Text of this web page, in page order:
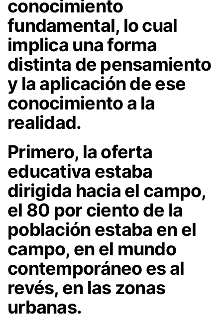
conocimiento
fundamental, lo cual
implica una forma
distinta de pensamiento
y la aplicación de ese
conocimiento a la
realidad.
Primero, la oferta
educativa estaba
dirigida hacia el campo,
el 80 por ciento de la
población estaba en el
campo, en el mundo
contemporáneo es al
revés, en las zonas
urbanas.